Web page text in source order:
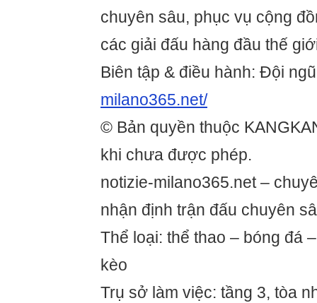
chuyên sâu, phục vụ cộng
các giải đấu hàng đầu thế
Biên tập & điều hành: Đội
milano365.net/
© Bản quyền thuộc
khi chưa được phép.
notizie-milano365.net –
nhận định trận đấu chuyên
Thể loại: thể thao – bóng đá
kèo
Trụ sở làm việc: tầng 3, tòa